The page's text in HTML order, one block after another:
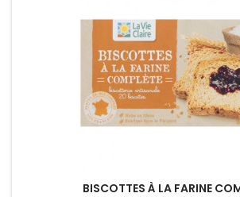
BISCOTTES À LA FARINE